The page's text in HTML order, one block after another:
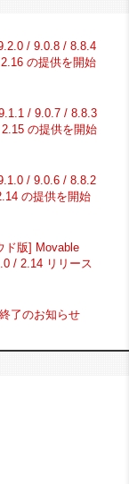
/ 9.0.8 / 8.8.4
の提供を開始
/ 9.0.7 / 8.8.3
の提供を開始
/ 9.0.6 / 8.8.2
の提供を開始
ド版] Movable
/ 2.14 リリース
了のお知らせ